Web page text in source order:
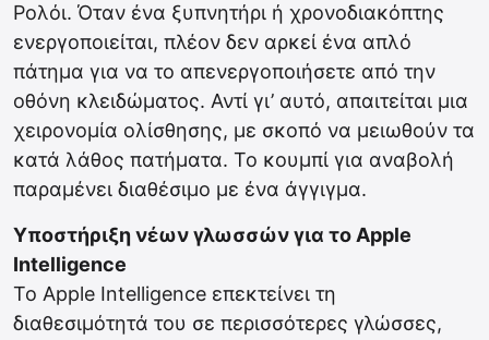
Ρολόι. Όταν ένα ξυπνητήρι ή χρονοδιακόπτης
ενεργοποιείται, πλέον δεν αρκεί ένα απλό
πάτημα για να το απενεργοποιήσετε από την
οθόνη κλειδώματος. Αντί γι’ αυτό, απαιτείται μια
χειρονομία ολίσθησης, με σκοπό να μειωθούν τα
κατά λάθος πατήματα. Το κουμπί για αναβολή
παραμένει διαθέσιμο με ένα άγγιγμα.
Υποστήριξη νέων γλωσσών για το Apple
Intelligence
Το Apple Intelligence επεκτείνει τη
διαθεσιμότητά του σε περισσότερες γλώσσες,